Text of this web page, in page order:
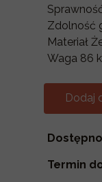
Termin
Dodaj
Zdolność
Materiał
Waga 86